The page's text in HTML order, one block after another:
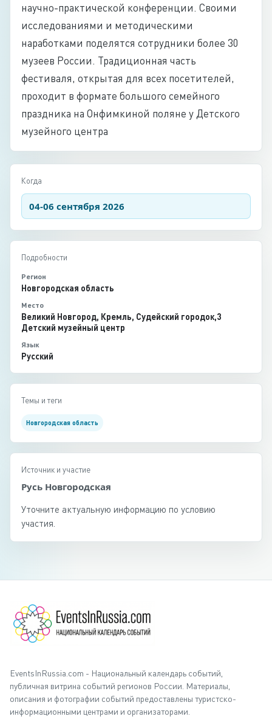
научно-практической конференции. Своими
исследованиями и методическими
наработками поделятся сотрудники более 30
музеев России. Традиционная часть
фестиваля, открытая для всех посетителей,
проходит в формате большого семейного
праздника на Онфимкиной поляне у Детского
музейного центра
Когда
04-06 сентября 2026
Подробности
Регион
Новгородская область
Место
Великий Новгород, Кремль, Судейский городок,3
Детский музейный центр
Язык
Русский
Темы и теги
Новгородская область
Источник и участие
Русь Новгородская
Уточните актуальную информацию по условию
участия.
EventsInRussia.com - Национальный календарь событий,
публичная витрина событий регионов России. Материалы,
описания и фотографии событий предоставлены туристско-
информационными центрами и организаторами.